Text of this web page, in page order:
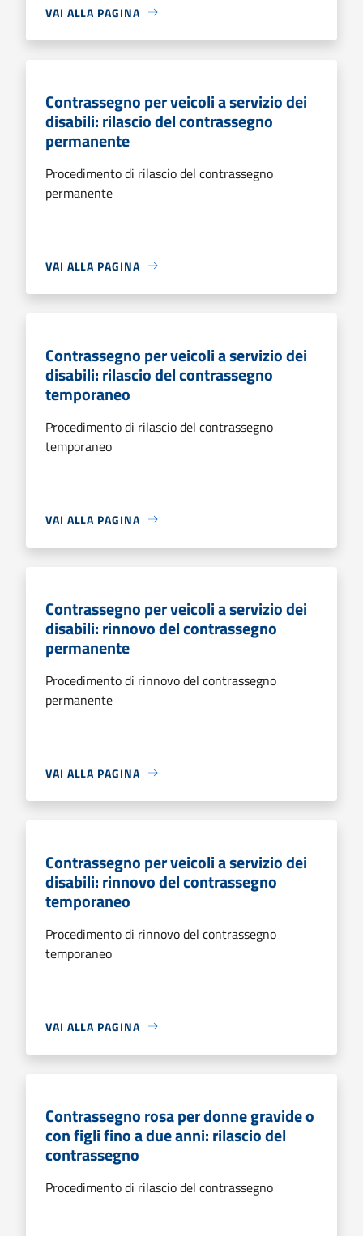
VAI ALLA PAGINA
Contrassegno per veicoli a servizio dei
disabili: rilascio del contrassegno
permanente
Procedimento di rilascio del contrassegno
permanente
VAI ALLA PAGINA
Contrassegno per veicoli a servizio dei
disabili: rilascio del contrassegno
temporaneo
Procedimento di rilascio del contrassegno
temporaneo
VAI ALLA PAGINA
Contrassegno per veicoli a servizio dei
disabili: rinnovo del contrassegno
permanente
Procedimento di rinnovo del contrassegno
permanente
VAI ALLA PAGINA
Contrassegno per veicoli a servizio dei
disabili: rinnovo del contrassegno
temporaneo
Procedimento di rinnovo del contrassegno
temporaneo
VAI ALLA PAGINA
Contrassegno rosa per donne gravide o
con figli fino a due anni: rilascio del
contrassegno
Procedimento di rilascio del contrassegno